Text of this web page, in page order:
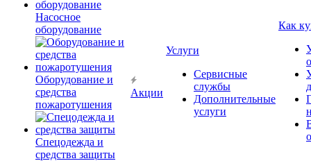
Насосное
оборудование
Оборудование и
средства
пожаротушения
Спецодежда и
средства защиты
Акции
Услуги
Сервисные
службы
Дополнительные
услуги
Как